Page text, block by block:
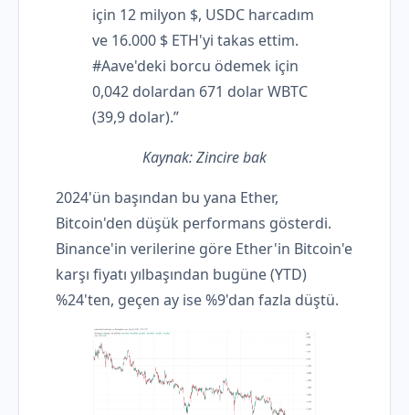
için 12 milyon $, USDC harcadım
ve 16.000 $ ETH'yi takas ettim.
#Aave'deki borcu ödemek için
0,042 dolardan 671 dolar WBTC
(39,9 dolar).”
Kaynak:Zincire bak
2024'ün başından bu yana Ether,
Bitcoin'den düşük performans gösterdi.
Binance'in verilerine göre Ether'in Bitcoin'e
karşı fiyatı yılbaşından bugüne (YTD)
%24'ten, geçen ay ise %9'dan fazla düştü.